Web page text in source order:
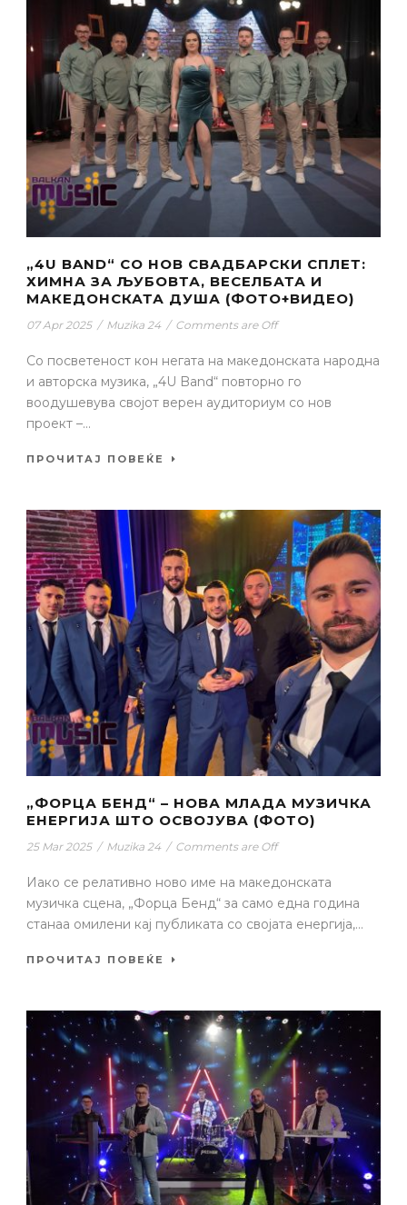
„4U BAND“ СО НОВ СВАДБАРСКИ СПЛЕТ:
ХИМНА ЗА ЉУБОВТА, ВЕСЕЛБАТА И
МАКЕДОНСКАТА ДУША (ФОТО+ВИДЕО)
07 Apr 2025 / Muzika 24 / Comments are Off
Со посветеност кон негата на македонската народна
и авторска музика, „4U Band“ повторно го
воодушевува својот верен аудиториум со нов
проект –...
ПРОЧИТАЈ ПОВЕЌЕ
„ФОРЦА БЕНД“ – НОВА МЛАДА МУЗИЧКА
ЕНЕРГИЈА ШТО ОСВОЈУВА (ФОТО)
25 Mar 2025 / Muzika 24 / Comments are Off
Иако се релативно ново име на македонската
музичка сцена, „Форца Бенд“ за само една година
станаа омилени кај публиката со својата енергија,...
ПРОЧИТАЈ ПОВЕЌЕ